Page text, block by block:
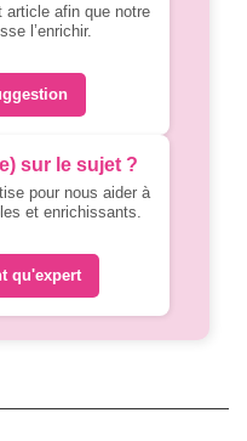
article afin que notre
l’enrichir.
sur le sujet ?
pour nous aider à
et enrichissants.
qu'expert